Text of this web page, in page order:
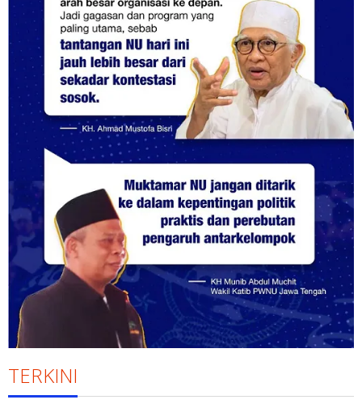
TERKINI